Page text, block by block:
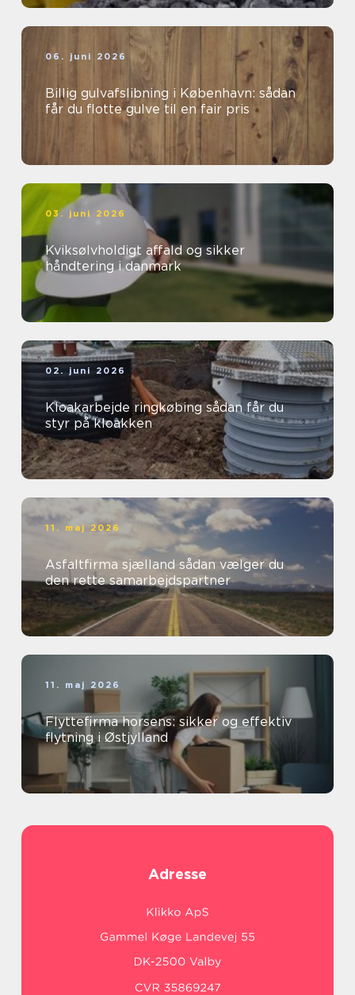
06. juni 2026
Billig gulvafslibning i København: sådan
får du flotte gulve til en fair pris
03. juni 2026
Kviksølvholdigt affald og sikker
håndtering i danmark
02. juni 2026
Kloakarbejde ringkøbing sådan får du
styr på kloakken
11. maj 2026
Asfaltfirma sjælland sådan vælger du
den rette samarbejdspartner
11. maj 2026
Flyttefirma horsens: sikker og effektiv
flytning i Østjylland
Adresse